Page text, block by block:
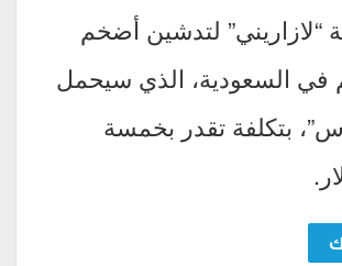
لتدشين أضخم
في السعودية، الذي سيحمل
بتكلفة تقدر بخمسة